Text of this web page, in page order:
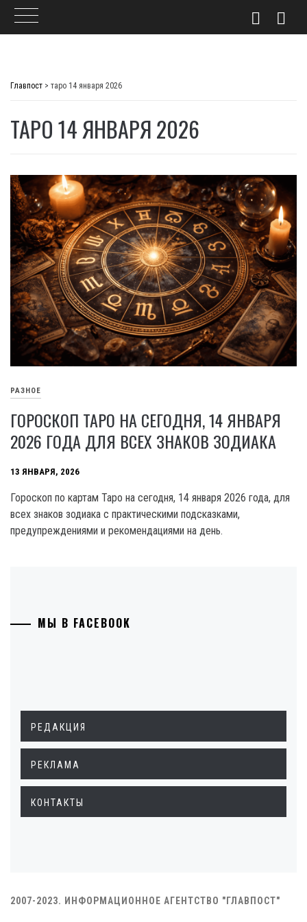
Главпост > таро 14 января 2026
ТАРО 14 ЯНВАРЯ 2026
РАЗНОЕ
ГОРОСКОП ТАРО НА СЕГОДНЯ, 14 ЯНВАРЯ
2026 ГОДА ДЛЯ ВСЕХ ЗНАКОВ ЗОДИАКА
13 ЯНВАРЯ, 2026
Гороскоп по картам Таро на сегодня, 14 января 2026 года, для
всех знаков зодиака с практическими подсказками,
предупреждениями и рекомендациями на день.
МЫ В FACEBOOK
РЕДАКЦИЯ
РЕКЛАМА
КОНТАКТЫ
2007-2023. ИНФОРМАЦИОННОЕ АГЕНТСТВО "ГЛАВПОСТ"